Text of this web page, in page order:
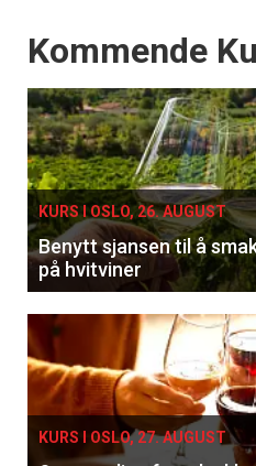
Events
Kommende
KURS I OSLO, 26. AUGUST
Benytt sjansen til å
på hvitviner
KURS I OSLO, 27. AUGUST